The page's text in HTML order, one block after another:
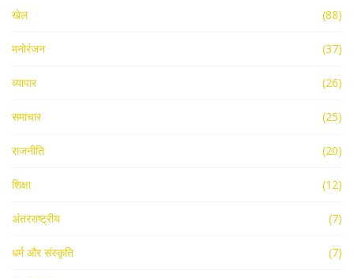
खेल (88)
मनोरंजन (37)
व्यापार (26)
समाचार (25)
राजनीति (20)
शिक्षा (12)
अंतरराष्ट्रीय (7)
धर्म और संस्कृति (7)